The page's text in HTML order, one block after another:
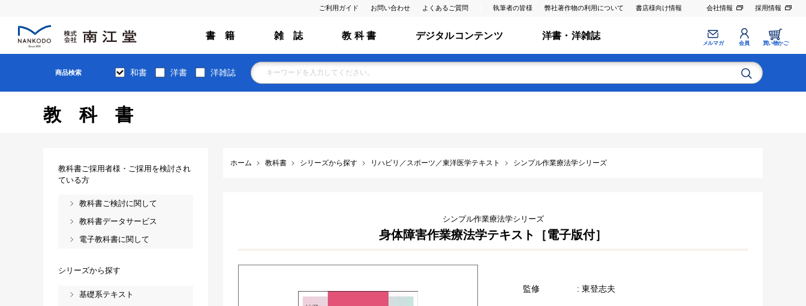
ご利用ガイド お問い合わせ よくあるご質問 執筆者の皆様 弊社著作物の利用について 書店様向け情報 会社情報 採用情報
書 籍 雑 誌 教 科 書 デジタルコンテンツ 洋書・洋雑誌
メルマガ 会員 買い物かご
商品検索 和書 洋書 洋雑誌
教科書
ホーム 教科書 シリーズから探す リハビリ／スポーツ／東洋医学テキスト シンプル作業療法学シリーズ
シンプル作業療法学シリーズ
身体障害作業療法学テキスト［電子版付］
監修 : 東登志夫
教科書ご採用者様・ご採用を検討され
ている方
教科書ご検討に関して
教科書データサービス
電子教科書に関して
シリーズから探す
基礎系テキスト